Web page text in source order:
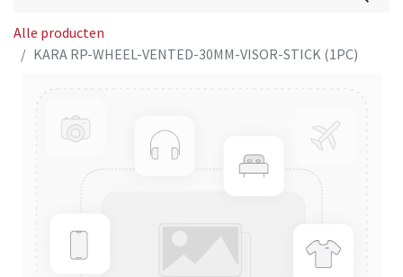
Alle producten
KARA RP-WHEEL-VENTED-30MM-VISOR-STICK (1PC)